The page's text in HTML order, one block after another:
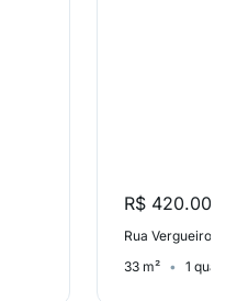
R$ 420.000
Rua Vergueiro,
33 m²
1 quarto